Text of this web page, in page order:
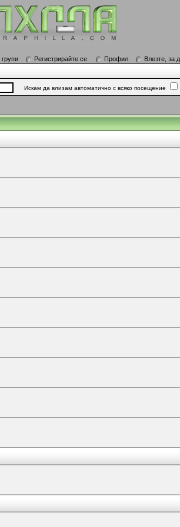
Регистрирайте се Профил Влезте, за
Искам да влизам автоматично с всяко посещение